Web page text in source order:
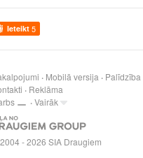
Ieteikt 5
Mobilā versija
Palīdzība
Reklāma
Vairāk
- 2026 SIA Draugiem